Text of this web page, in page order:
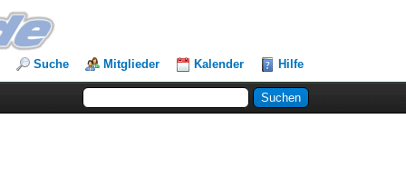
Suche Mitglieder Kalender Hilfe